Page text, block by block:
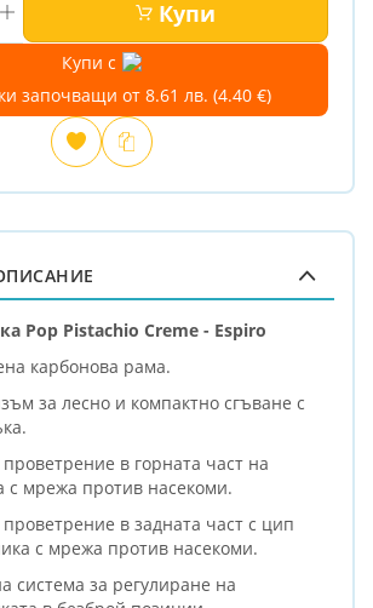
Купи
Купи с
започващи от 8.61 лв. (4.40 €)
Добави
любими
Сравни
Pop Pistachio Creme - Espiro
карбонова рама.
за лесно и компактно сгъване с
в горната част на
с мрежа против насекоми.
в задната част с цип
с мрежа против насекоми.
система за регулиране на